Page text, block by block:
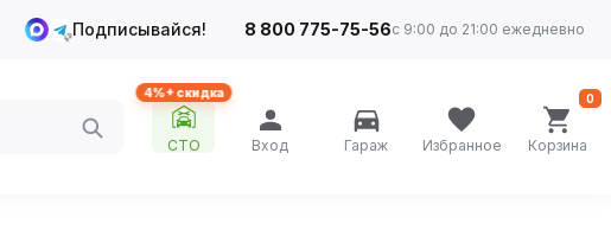
Подписывайся! 8 800 775-75-56с 9:00 до 21:00 ежедневно
4%+ скидка
СТО Вход Гараж Избранное Корзина
0